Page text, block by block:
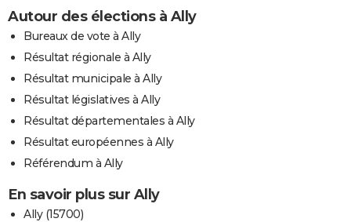
Autour des élections à Ally
Bureaux de vote à Ally
Résultat régionale à Ally
Résultat municipale à Ally
Résultat législatives à Ally
Résultat départementales à Ally
Résultat européennes à Ally
Référendum à Ally
En savoir plus sur Ally
Ally (15700)